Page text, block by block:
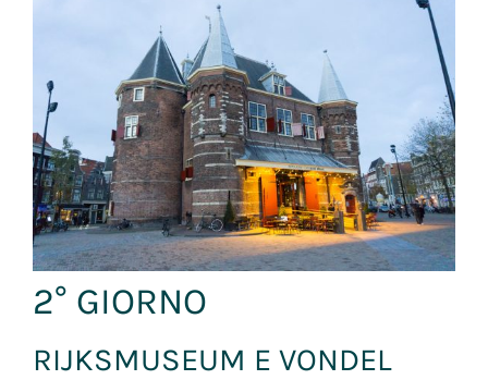
2° GIORNO
RIJKSMUSEUM E VONDEL